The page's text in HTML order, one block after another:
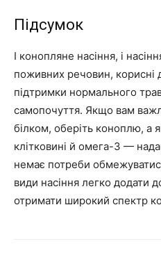
Підсумок
І конопляне насіння, і
поживних речовин, корисні
підтримки нормального
самопочуття. Якщо вам
білком, оберіть коноплю, а
клітковині й омега-3 —
немає потреби
види насіння легко додати
отримати широкий спектр